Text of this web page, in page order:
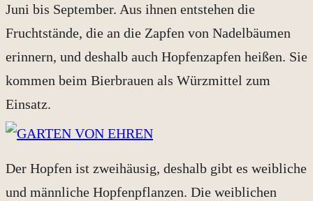
Juni bis September. Aus ihnen entstehen die
Fruchtstände, die an die Zapfen von Nadelbäumen
erinnern, und deshalb auch Hopfenzapfen heißen. Sie
kommen beim Bierbrauen als Würzmittel zum
Einsatz.
Der Hopfen ist zweihäusig, deshalb gibt es weibliche
und männliche Hopfenpflanzen. Die weiblichen